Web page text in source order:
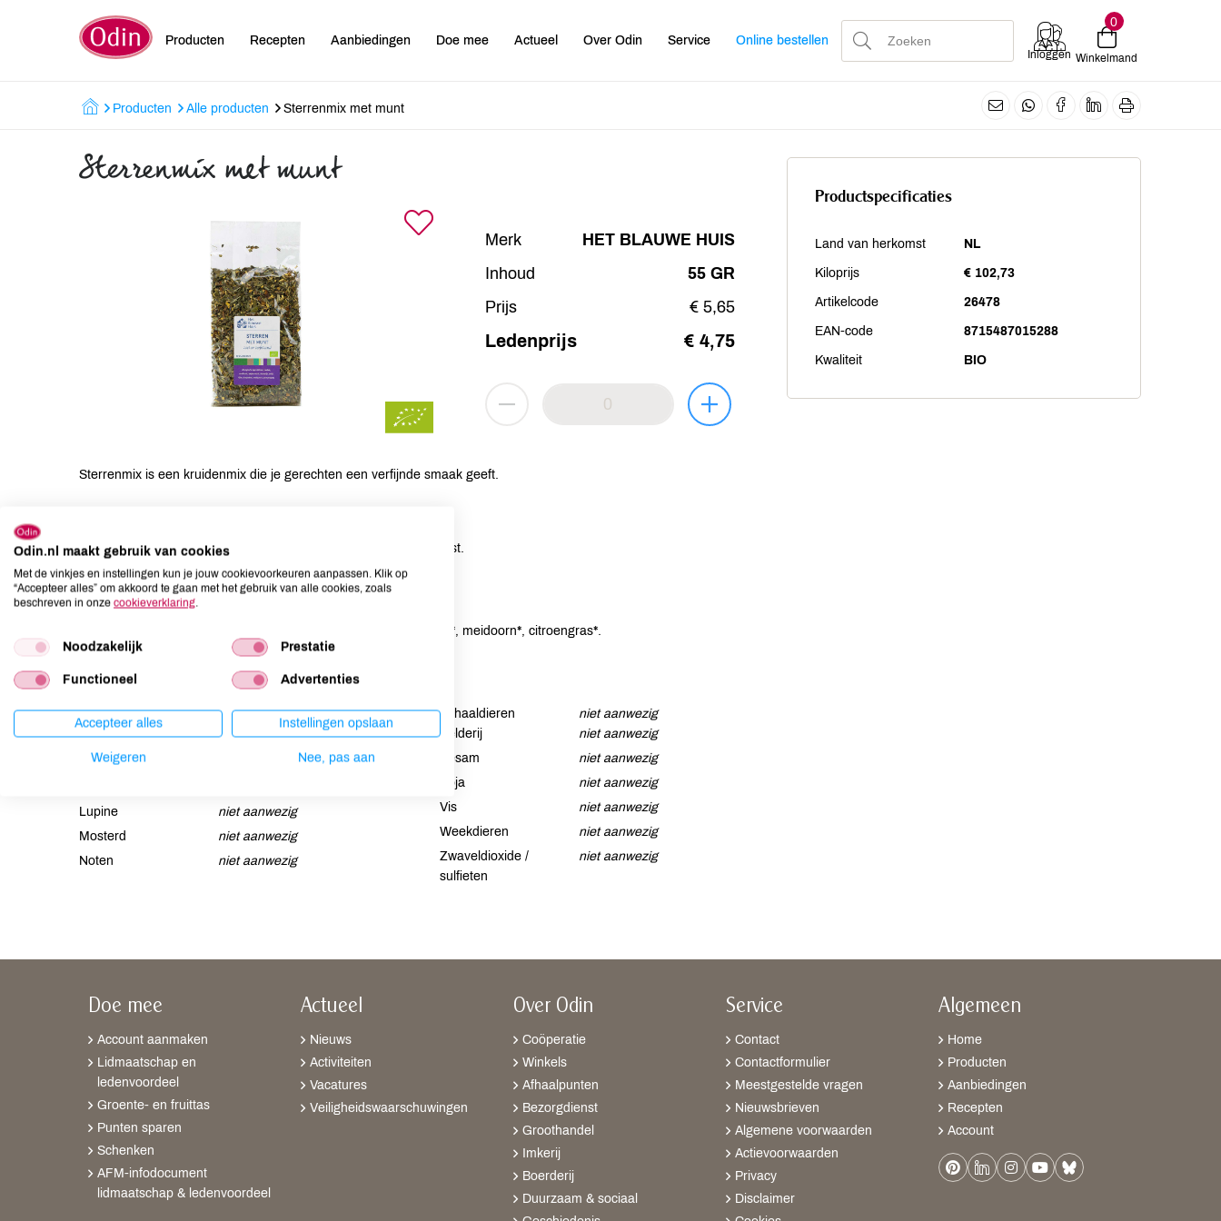
Producten Recepten Aanbiedingen Doe mee Actueel Over Odin Service Online bestellen
Inloggen
0
Winkelmand
Producten Alle producten Sterrenmix met munt
Sterrenmix met munt
Merk
HET BLAUWE HUIS
Inhoud
55 GR
Prijs
€ 5,65
Ledenprijs € 4,75
Sterrenmix is een kruidenmix die je gerechten een verfijnde smaak geeft.
Strooi de sterrenmix over je gerechten voor een extra smaakboost.
Ingrediënten
Venkel*, zoethout*, pepermunt*, steranijs*, anijs*, tijm*, dropplant*, meidoorn*, citroengras*.
Allergenen
Aardnoten
niet aanwezig
Ei
niet aanwezig
Gluten
Lupine
niet aanwezig
Mosterd
niet aanwezig
Noten
niet aanwezig
Schaaldieren
niet aanwezig
Selderij
niet aanwezig
Sesam
niet aanwezig
Soja
niet aanwezig
Vis
niet aanwezig
Weekdieren
niet aanwezig
Zwaveldioxide /
sulfieten
niet aanwezig
Productspecificaties
Land van herkomst NL
Kiloprijs € 102,73
Artikelcode 26478
EAN-code 8715487015288
Kwaliteit BIO
Doe mee
Account aanmaken
Lidmaatschap en
ledenvoordeel
Groente- en fruittas
Punten sparen
Schenken
AFM-infodocument
lidmaatschap & ledenvoordeel
Actueel
Nieuws
Activiteiten
Vacatures
Veiligheidswaarschuwingen
Over Odin
Coöperatie
Winkels
Afhaalpunten
Bezorgdienst
Groothandel
Imkerij
Boerderij
Duurzaam & sociaal
Service
Contact
Contactformulier
Meestgestelde vragen
Nieuwsbrieven
Algemene voorwaarden
Actievoorwaarden
Privacy
Disclaimer
Algemeen
Home
Producten
Aanbiedingen
Recepten
Account
Odin.nl maakt gebruik van cookies
Met de vinkjes en instellingen kun je jouw cookievoorkeuren aanpassen. Klik op
“Accepteer alles” om akkoord te gaan met het gebruik van alle cookies, zoals
beschreven in onze cookieverklaring.
Noodzakelijk Prestatie
Functioneel Advertenties
Accepteer alles Instellingen opslaan
Weigeren Nee, pas aan